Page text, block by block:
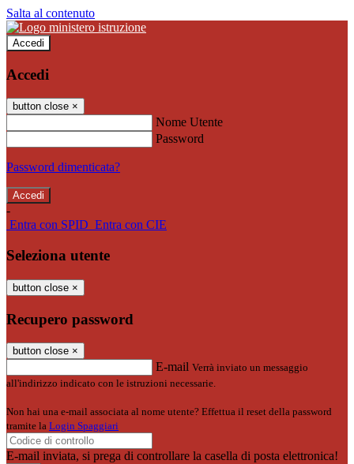
Salta al contenuto
Accedi
Accedi
button close ×
Nome Utente
Password
Password dimenticata?
-
Entra con SPID Entra con CIE
Seleziona utente
button close ×
Recupero password
button close ×
E-mail Verrà inviato un messaggio
all'indirizzo indicato con le istruzioni necessarie.
Non hai una e-mail associata al nome utente? Effettua il reset della password
tramite la Login Spaggiari
E-mail inviata, si prega di controllare la casella di posta elettronica!